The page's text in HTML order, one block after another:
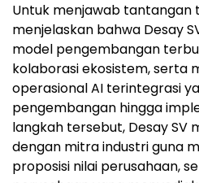
Untuk menjawab tantangan
menjelaskan bahwa Desay
model pengembangan
kolaborasi ekosistem, serta
operasional AI terintegrasi
pengembangan hingga
langkah tersebut, Desay SV
dengan mitra industri guna
proposisi nilai perusahaan,